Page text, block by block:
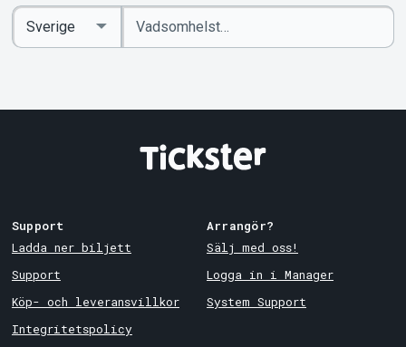
Ange
sökord
Select
Country
Support
Ladda ner biljett
Support
Köp- och leveransvillkor
Integritetspolicy
Arrangör?
Sälj med oss!
Logga in i Manager
System Support